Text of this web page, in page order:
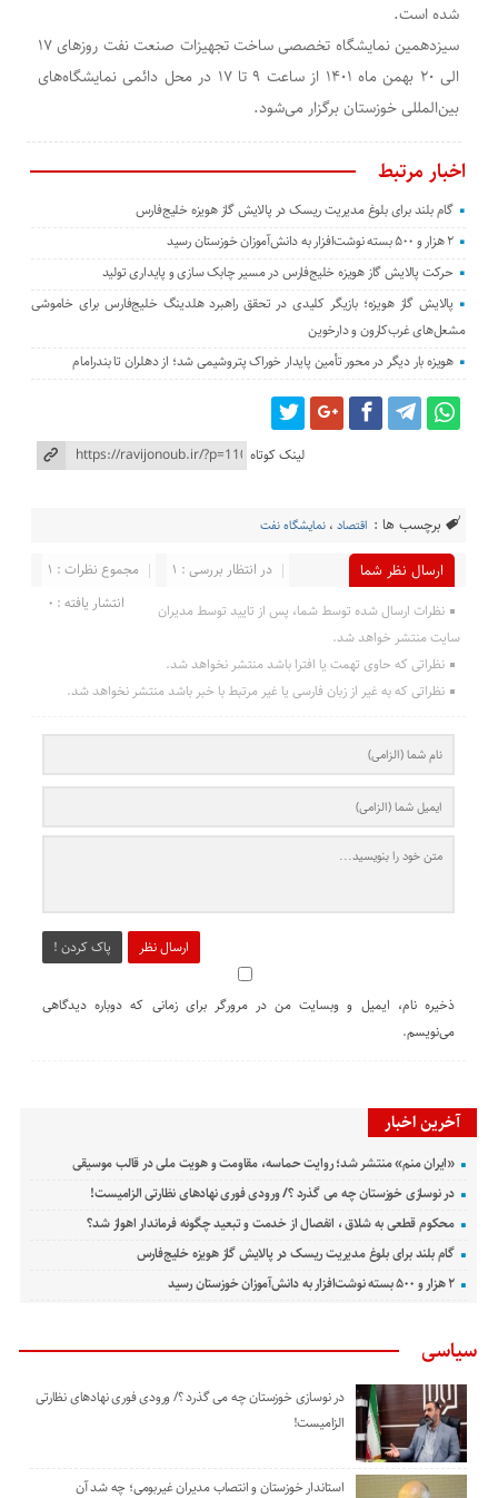
شده است.
سیزدهمین نمایشگاه تخصصی ساخت تجهیزات صنعت نفت روزهای ۱۷
الی ۲۰ بهمن ماه ۱۴۰۱ از ساعت ۹ تا ۱۷ در محل دائمی نمایشگاه‌های
بین‌المللی خوزستان برگزار می‌شود.
اخبار مرتبط
گام بلند برای بلوغ مدیریت ریسک در پالایش گاز هویزه خلیج‌فارس
۲ هزار و ۵۰۰ بسته نوشت‌افزار به دانش‌آموزان خوزستان رسید
حرکت پالایش گاز هویزه خلیج‌فارس در مسیر چابک سازی و پایداری تولید
پالایش گاز هویزه؛ بازیگر کلیدی در تحقق راهبرد هلدینگ خلیج‌فارس برای خاموشی
مشعل‌های غرب‌کارون و دارخوین
هویزه بار دیگر در محور تأمین پایدار خوراک پتروشیمی شد؛ از دهلران تا بندرامام
لینک کوتاه
برچسب ها : اقتصاد ،نمایشگاه نفت
ارسال نظر شما مجموع نظرات : 1
در انتظار بررسی : 1
انتشار یافته : 0
نظرات ارسال شده توسط شما، پس از تایید توسط مدیران
سایت منتشر خواهد شد.
نظراتی که حاوی تهمت یا افترا باشد منتشر نخواهد شد.
نظراتی که به غیر از زبان فارسی یا غیر مرتبط با خبر باشد منتشر نخواهد شد.
ارسال نظر پاک کردن !
ذخیره نام، ایمیل و وبسایت من در مرورگر برای زمانی که دوباره دیدگاهی
می‌نویسم.
آخرین اخبار
«ایران منم» منتشر شد؛ روایت حماسه، مقاومت و هویت ملی در قالب موسیقی
در نوسازی خوزستان چه می گذرد ؟/ ورودی فوری نهادهای نظارتی الزامیست!
محکوم قطعی به شلاق ، انفصال از خدمت و تبعید چگونه فرماندار اهواز شد؟
گام بلند برای بلوغ مدیریت ریسک در پالایش گاز هویزه خلیج‌فارس
۲ هزار و ۵۰۰ بسته نوشت‌افزار به دانش‌آموزان خوزستان رسید
سیاسی
در نوسازی خوزستان چه می گذرد ؟/ ورودی فوری نهادهای نظارتی
الزامیست!
استاندار خوزستان و انتصاب مدیران غیربومی؛ چه شد آن